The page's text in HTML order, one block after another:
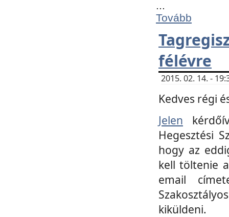
...
Tovább
félévre
2015. 02. 14. -
Kedves régi
Jelen
Hegesztési
hogy az
kell töltenie
email
kiküldeni.